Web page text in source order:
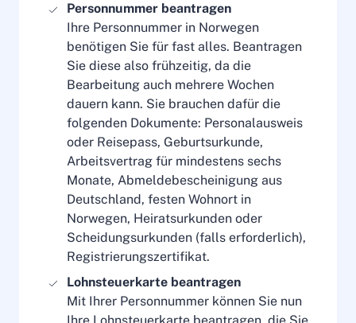
Personnummer beantragen
Ihre Personnummer in Norwegen
benötigen Sie für fast alles. Beantragen
Sie diese also frühzeitig, da die
Bearbeitung auch mehrere Wochen
dauern kann. Sie brauchen dafür die
folgenden Dokumente: Personalausweis
oder Reisepass, Geburtsurkunde,
Arbeitsvertrag für mindestens sechs
Monate, Abmeldebescheinigung aus
Deutschland, festen Wohnort in
Norwegen, Heiratsurkunden oder
Scheidungsurkunden (falls erforderlich),
Registrierungszertifikat.
Lohnsteuerkarte beantragen
Mit Ihrer Personnummer können Sie nun